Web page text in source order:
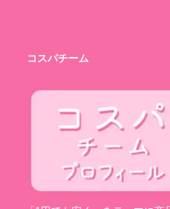
コスパチーム